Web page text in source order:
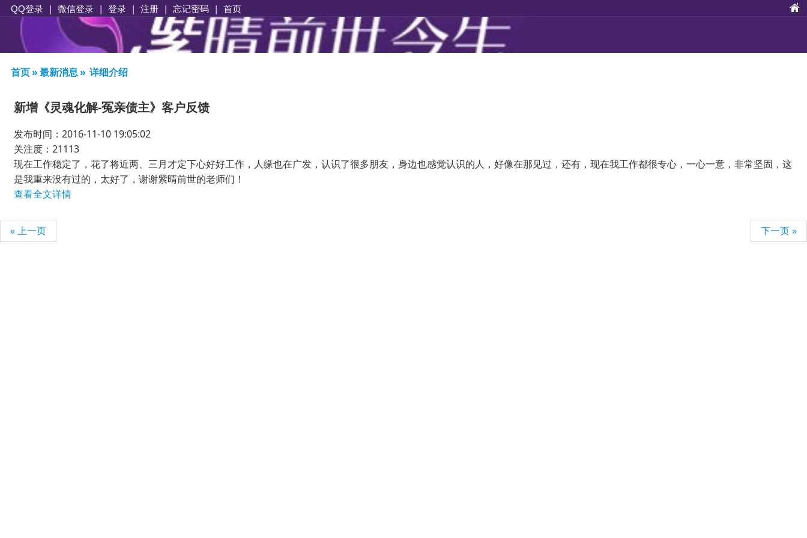
QQ登录 | 微信登录 | 登录 | 注册 | 忘记密码 | 首页
首页»最新消息» 详细介绍
新增《灵魂化解-冤亲债主》客户反馈
发布时间：2016-11-10 19:05:02
关注度：21113
现在工作稳定了，花了将近两、三月才定下心好好工作，人缘也在广发，认识了很多朋友，身边也感觉认识的人，好像在那见过，还有，现在我工作都很专心，一心一意，非常坚固，这
是我重来没有过的，太好了，谢谢紫晴前世的老师们！
查看全文详情
« 上一页 下一页 »